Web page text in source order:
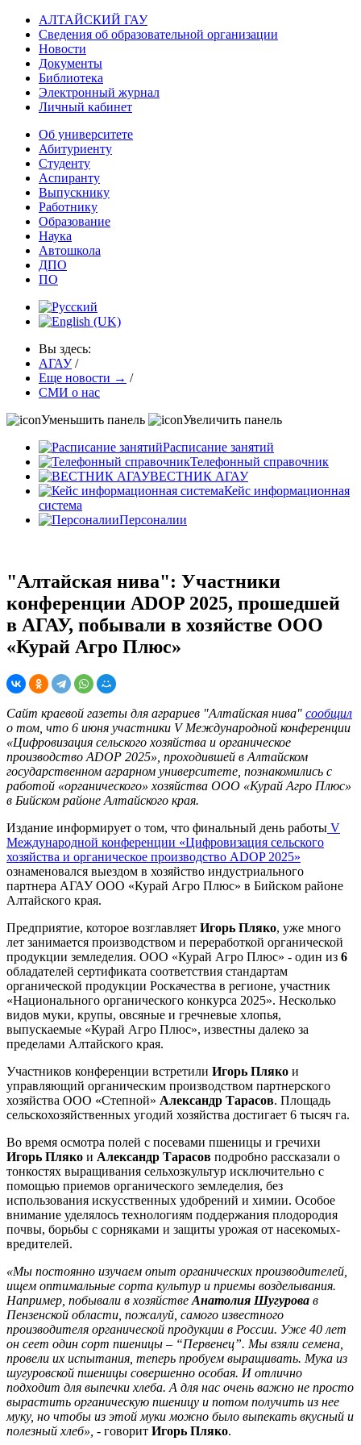
АЛТАЙСКИЙ ГАУ
Сведения об образовательной организации
Новости
Документы
Библиотека
Электронный журнал
Личный кабинет
Об университете
Абитуриенту
Студенту
Аспиранту
Выпускнику
Работнику
Образование
Наука
Автошкола
ДПО
ПО
Вы здесь:
АГАУ /
Еще новости → /
СМИ о нас
Уменьшить панель
Увеличить панель
Расписание занятий
Телефонный справочник
ВЕСТНИК АГАУ
Кейс информационная
система
Персоналии
"Алтайская нива": Участники
конференции ADOP 2025, прошедшей
в АГАУ, побывали в хозяйстве ООО
«Курай Агро Плюс»
Сайт краевой газеты для аграриев "Алтайская нива" сообщил
о том, что 6 июня участники V Международной конференции
«Цифровизация сельского хозяйства и органическое
производство ADOP 2025», проходившей в Алтайском
государственном аграрном университете, познакомились с
работой «органического» хозяйства ООО «Курай Агро Плюс»
в Бийском районе Алтайского края.
Издание информирует о том, что финальный день работы V
Международной конференции «Цифровизация сельского
хозяйства и органическое производство ADOP 2025»
ознаменовался выездом в хозяйство индустриального
партнера АГАУ ООО «Курай Агро Плюс» в Бийском районе
Алтайского края.
Предприятие, которое возглавляет Игорь Пляко, уже много
лет занимается производством и переработкой органической
продукции земледелия. ООО «Курай Агро Плюс» - один из 6
обладателей сертификата соответствия стандартам
органической продукции Роскачества в регионе, участник
«Национального органического конкурса 2025». Несколько
видов муки, крупы, овсяные и гречневые хлопья,
выпускаемые «Курай Агро Плюс», известны далеко за
пределами Алтайского края.
Участников конференции встретили Игорь Пляко и
управляющий органическим производством партнерского
хозяйства ООО «Степной» Александр Тарасов. Площадь
сельскохозяйственных угодий хозяйства достигает 6 тысяч га.
Во время осмотра полей с посевами пшеницы и гречихи
Игорь Пляко и Александр Тарасов подробно рассказали о
тонкостях выращивания сельхозкультур исключительно с
помощью приемов органического земледелия, без
использования искусственных удобрений и химии. Особое
внимание уделялось технологиям поддержания плодородия
почвы, борьбы с сорняками и защиты урожая от насекомых-
вредителей.
«Мы постоянно изучаем опыт органических производителей,
ищем оптимальные сорта культур и приемы возделывания.
Например, побывали в хозяйстве Анатолия Шугурова в
Пензенской области, пожалуй, самого известного
производителя органической продукции в России. Уже 40 лет
он сеет один сорт пшеницы – “Первенец”. Мы взяли семена,
провели их испытания, теперь пробуем выращивать. Мука из
шугуровской пшеницы совершенно особая. И отлично
подходит для выпечки хлеба. А для нас очень важно не просто
вырастить органическую пшеницу и потом получить из нее
муку, но чтобы из этой муки можно было выпекать вкусный и
полезный хлеб», - говорит Игорь Пляко.